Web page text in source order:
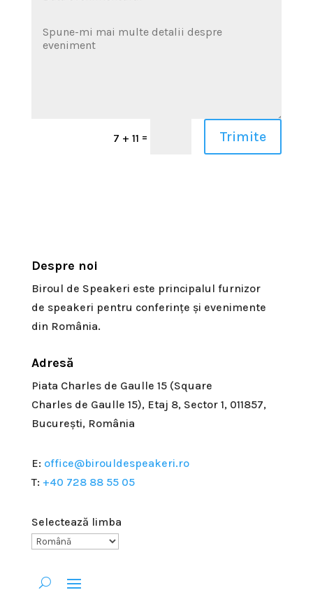
7 + 11 = Trimite
Despre noi
Biroul de Speakeri este principalul furnizor
de speakeri pentru conferințe și evenimente
din România.
Adresă
Piata Charlesde Gaulle 15 (Square
Charlesde Gaulle 15), Etaj 8, Sector 1, 011857,
București, România
E: office@birouldespeakeri.ro
T: +40 728 88 55 05
Selectează limba